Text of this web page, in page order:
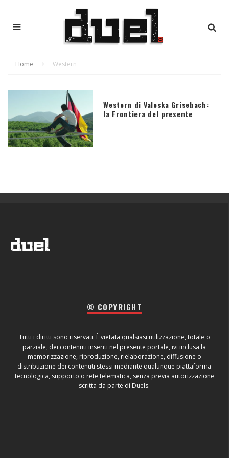
Home Western
Western di Valeska Grisebach:
la Frontiera del presente
© COPYRIGHT
Tutti i diritti sono riservati. È vietata qualsiasi utilizzazione, totale o
parziale, dei contenuti inseriti nel presente portale, ivi inclusa la
memorizzazione, riproduzione, rielaborazione, diffusione o
distribuzione dei contenuti stessi mediante qualunque piattaforma
tecnologica, supporto o rete telematica, senza previa autorizzazione
scritta da parte di Duels.